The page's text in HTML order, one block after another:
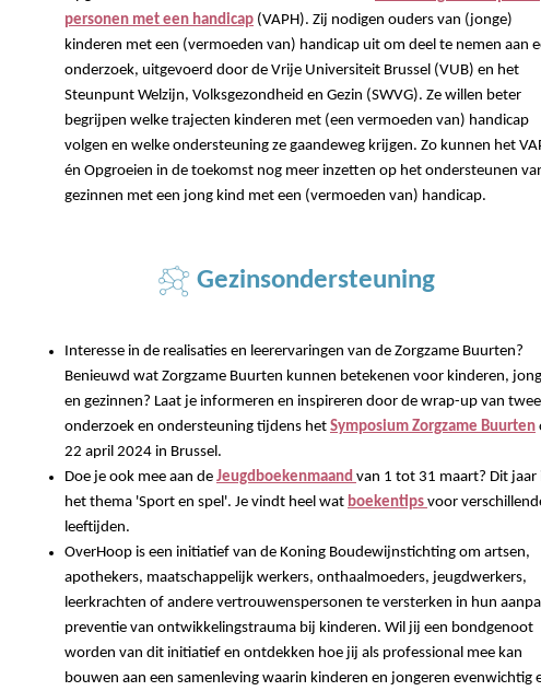
personen met een handicap (VAPH). Zij nodigen ouders van (jonge)
kinderen met een (vermoeden van) handicap uit om deel te nemen aan
onderzoek, uitgevoerd door de Vrije Universiteit Brussel (VUB) en het
Steunpunt Welzijn, Volksgezondheid en Gezin (SWVG). Ze willen beter
begrijpen welke trajecten kinderen met (een vermoeden van) handicap
volgen en welke ondersteuning ze gaandeweg krijgen. Zo kunnen het
én Opgroeien in de toekomst nog meer inzetten op het ondersteunen
gezinnen met een jong kind met een (vermoeden van) handicap.
Gezinsondersteuning
Interesse in de realisaties en leerervaringen van de Zorgzame Buurten?
Benieuwd wat Zorgzame Buurten kunnen betekenen voor kinderen,
en gezinnen? Laat je informeren en inspireren door de wrap-up van
onderzoek en ondersteuning tijdens het Symposium Zorgzame Buurten
22 april 2024 in Brussel.
Doe je ook mee aan de Jeugdboekenmaand van 1 tot 31 maart? Dit jaar
het thema 'Sport en spel'. Je vindt heel wat boekentips voor
leeftijden.
OverHoop is een initiatief van de Koning Boudewijnstichting om artsen,
apothekers, maatschappelijk werkers, onthaalmoeders, jeugdwerkers,
leerkrachten of andere vertrouwenspersonen te versterken in hun
preventie van ontwikkelingstrauma bij kinderen. Wil jij een bondgenoot
worden van dit initiatief en ontdekken hoe jij als professional mee kan
bouwen aan een samenleving waarin kinderen en jongeren evenwichtig